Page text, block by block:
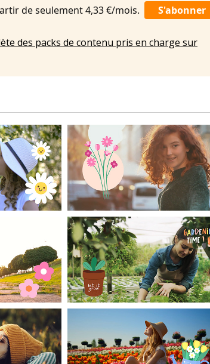
de seulement 4,33 €/mois.
S'abonner
des packs de contenu pris en charge sur